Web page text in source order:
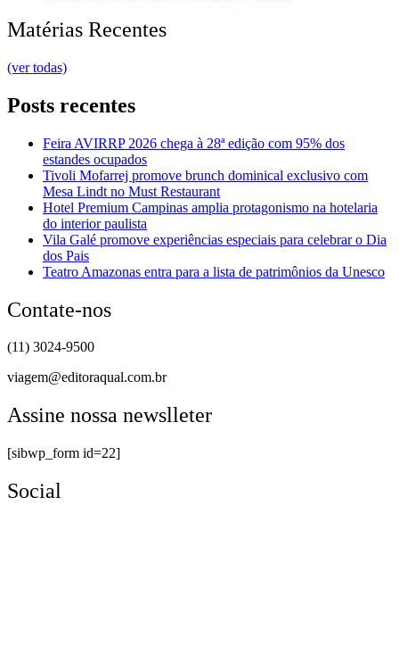
Matérias Recentes
(ver todas)
Posts recentes
Feira AVIRRP 2026 chega à 28ª edição com 95% dos
estandes ocupados
Tivoli Mofarrej promove brunch dominical exclusivo com
Mesa Lindt no Must Restaurant
Hotel Premium Campinas amplia protagonismo na hotelaria
do interior paulista
Vila Galé promove experiências especiais para celebrar o Dia
dos Pais
Teatro Amazonas entra para a lista de patrimônios da Unesco
Contate-nos
(11) 3024-9500
viagem@editoraqual.com.br
Assine nossa newslleter
[sibwp_form id=22]
Social